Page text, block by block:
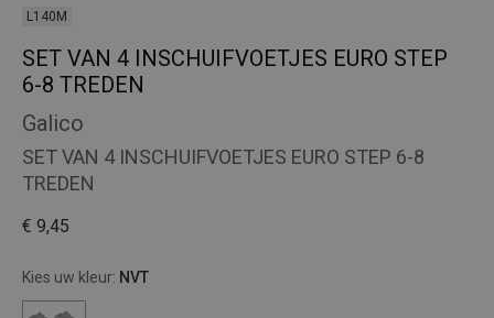
L140M
SET VAN 4 INSCHUIFVOETJES EURO STEP
6-8 TREDEN
Galico
SET VAN 4 INSCHUIFVOETJES EURO STEP 6-8
TREDEN
€ 9,45
Kies uw kleur: NVT